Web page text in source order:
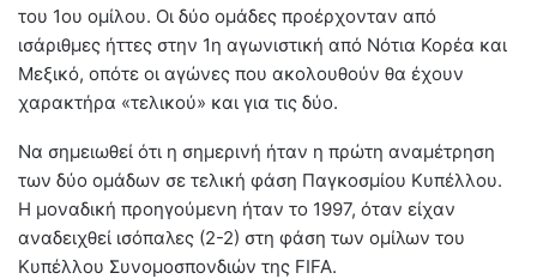
του 1ου ομίλου. Οι δύο ομάδες προέρχονταν από
ισάριθμες ήττες στην 1η αγωνιστική από Νότια Κορέα και
Μεξικό, οπότε οι αγώνες που ακολουθούν θα έχουν
χαρακτήρα «τελικού» και για τις δύο.
Να σημειωθεί ότι η σημερινή ήταν η πρώτη αναμέτρηση
των δύο ομάδων σε τελική φάση Παγκοσμίου Κυπέλλου.
Η μοναδική προηγούμενη ήταν το 1997, όταν είχαν
αναδειχθεί ισόπαλες (2-2) στη φάση των ομίλων του
Κυπέλλου Συνομοσπονδιών της FIFA.